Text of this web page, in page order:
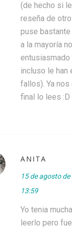
(de hecho si
reseña de
puse
a la mayoría
entusiasmado
incluso le han
fallos). Ya
final lo lees
ANITA
15 de agosto
13:59
Yo tenia
leerlo pero